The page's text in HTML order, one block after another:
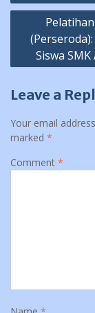
Pelatihan
Siswa
Leave a
Your email
marked *
Comment *